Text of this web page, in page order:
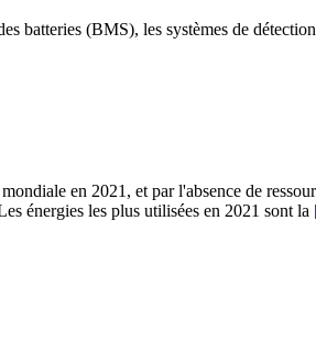
batteries (BMS), les systèmes de
en 2021, et par l'absence de
énergies les plus utilisées en 2021 sont la